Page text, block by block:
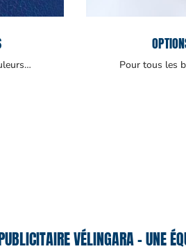
Pour tous les
VÉLINGARA – UNE